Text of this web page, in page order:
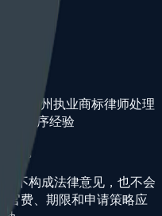
与纽约州执业商标律师处理
程序经验
告。
不构成法律意见，也不会
官费、期限和申请策略应